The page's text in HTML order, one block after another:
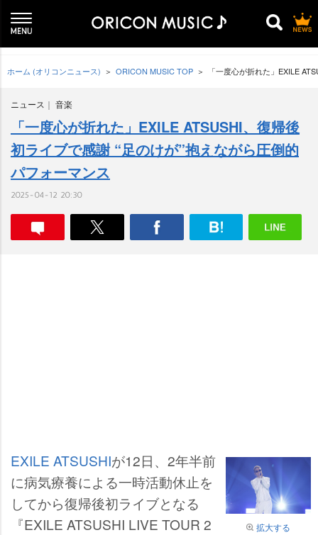
ホーム (オリコンニュース) ORICON MUSIC TOP 「一度心が折れた」EXILE
ニュース 音楽
「一度心が折れた」EXILE ATSUSHI、復帰後
初ライブで感謝 “足のけが”抱えながら圧倒的
パフォーマンス
2025-04-12 20:30
拡大する
EXILE ATSUSHIが12日、2年半前
に病気療養による一時活動休止を
してから復帰後初ライブとなる
『EXILE ATSUSHI LIVE TOUR 2